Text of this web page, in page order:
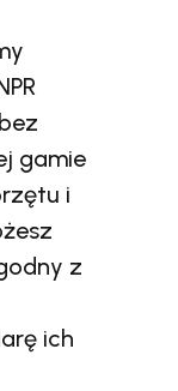
gamie
i
z
ich